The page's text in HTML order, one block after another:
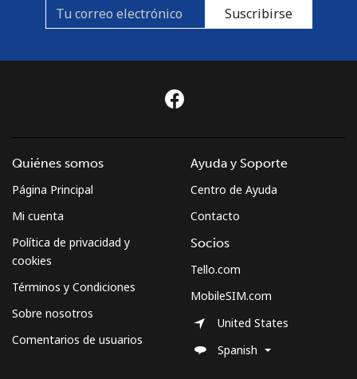
Suscribirse
Quiénes somos
Página Principal
Mi cuenta
Política de privacidad y
cookies
Términos y Condiciones
Sobre nosotros
Comentarios de usuarios
Ayuda y Soporte
Centro de Ayuda
Contacto
Socios
Tello.com
MobileSIM.com
United States
Spanish